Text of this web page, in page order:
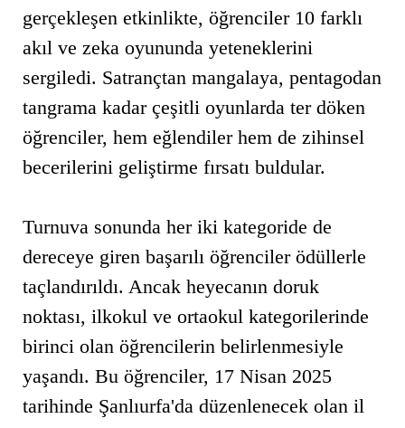
gerçekleşen etkinlikte, öğrenciler 10 farklı
akıl ve zeka oyununda yeteneklerini
sergiledi. Satrançtan mangalaya, pentagodan
tangrama kadar çeşitli oyunlarda ter döken
öğrenciler, hem eğlendiler hem de zihinsel
becerilerini geliştirme fırsatı buldular.
Turnuva sonunda her iki kategoride de
dereceye giren başarılı öğrenciler ödüllerle
taçlandırıldı. Ancak heyecanın doruk
noktası, ilkokul ve ortaokul kategorilerinde
birinci olan öğrencilerin belirlenmesiyle
yaşandı. Bu öğrenciler, 17 Nisan 2025
tarihinde Şanlıurfa'da düzenlenecek olan il